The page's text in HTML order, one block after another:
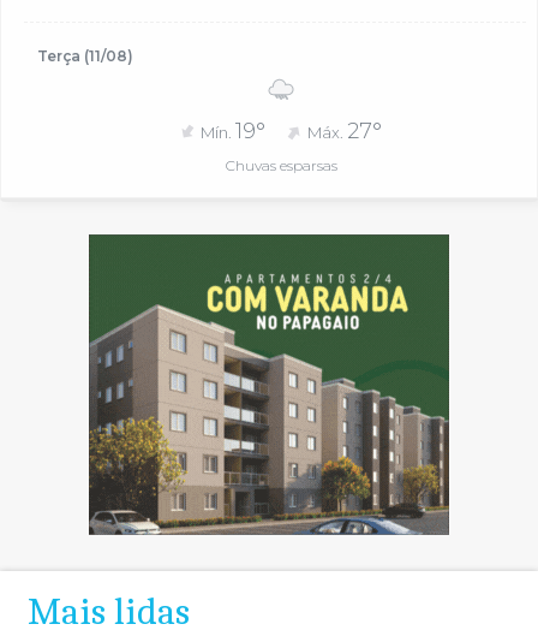
Terça (11/08)
Mín. 19° Máx. 27°
Chuvas esparsas
Mais lidas